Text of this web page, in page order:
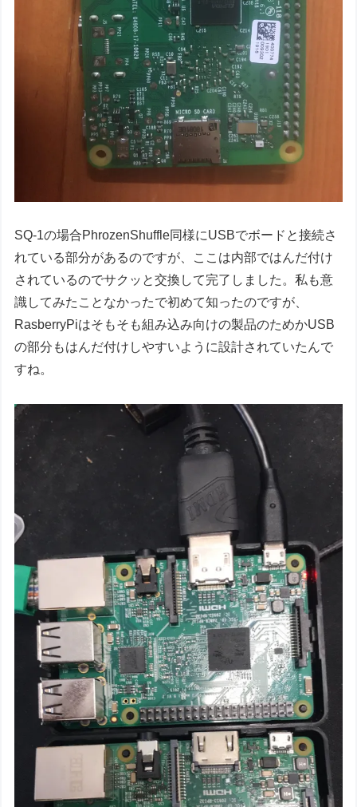
SQ-1の場合PhrozenShuffle同様にUSBでボードと接続さ
れている部分があるのですが、ここは内部ではんだ付け
されているのでサクッと交換して完了しました。私も意
識してみたことなかったで初めて知ったのですが、
RasberryPiはそもそも組み込み向けの製品のためかUSB
の部分もはんだ付けしやすいように設計されていたんで
すね。